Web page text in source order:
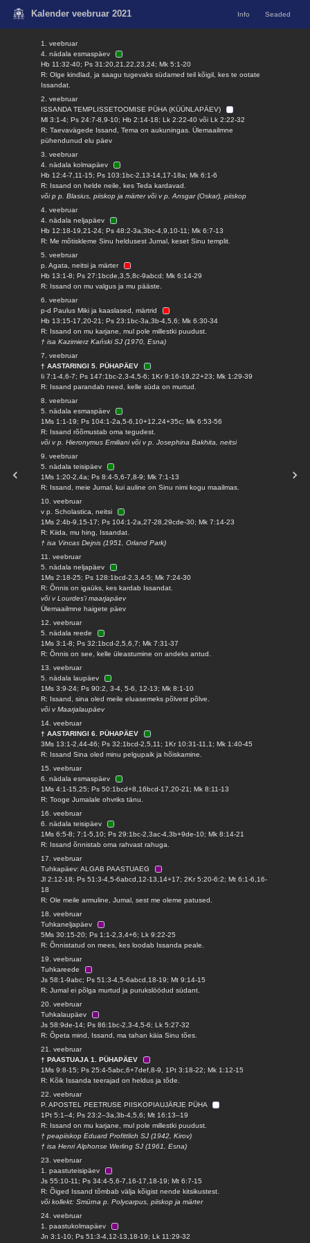
Kalender veebruar 2021 Info Seaded
1. veebruar
4. nädala esmaspäev
Hb 11:32-40; Ps 31:20,21,22,23,24; Mk 5:1-20
R: Olge kindlad, ja saagu tugevaks südamed teil kõigil, kes te ootate
Issandat.
2. veebruar
ISSANDA TEMPLISSETOOMISE PÜHA (KÜÜNLAPÄEV)
Ml 3:1-4; Ps 24:7-8,9-10; Hb 2:14-18; Lk 2:22-40 või Lk 2:22-32
R: Taevavägede Issand, Tema on aukuningas. Ülemaailmne
pühendunud elu päev
3. veebruar
4. nädala kolmapäev
Hb 12:4-7,11-15; Ps 103:1bc-2,13-14,17-18a; Mk 6:1-6
R: Issand on helde neile, kes Teda kardavad.
või p p. Blasius, piiskop ja märter või v p. Ansgar (Oskar), piiskop
4. veebruar
4. nädala neljapäev
Hb 12:18-19,21-24; Ps 48:2-3a,3bc-4,9,10-11; Mk 6:7-13
R: Me mõtiskleme Sinu heldusest Jumal, keset Sinu templit.
5. veebruar
p. Agata, neitsi ja märter
Hb 13:1-8; Ps 27:1bcde,3,5,8c-9abcd; Mk 6:14-29
R: Issand on mu valgus ja mu pääste.
6. veebruar
p-d Paulus Miki ja kaaslased, märtrid
Hb 13:15-17,20-21; Ps 23:1bc-3a,3b-4,5,6; Mk 6:30-34
R: Issand on mu karjane, mul pole millestki puudust.
† isa Kazimierz Kański SJ (1970, Esna)
7. veebruar
† AASTARINGI 5. PÜHAPÄEV
Ii 7:1-4,6-7; Ps 147:1bc-2,3-4,5-6; 1Kr 9:16-19,22+23; Mk 1:29-39
R: Issand parandab need, kelle süda on murtud.
8. veebruar
5. nädala esmaspäev
1Ms 1:1-19; Ps 104:1-2a,5-6,10+12,24+35c; Mk 6:53-56
R: Issand rõõmustab oma tegudest.
või v p. Hieronymus Emiliani või v p. Josephina Bakhita, neitsi
9. veebruar
5. nädala teisipäev
1Ms 1:20-2,4a; Ps 8:4-5,6-7,8-9; Mk 7:1-13
R: Issand, meie Jumal, kui auline on Sinu nimi kogu maailmas.
10. veebruar
v p. Scholastica, neitsi
1Ms 2:4b-9,15-17; Ps 104:1-2a,27-28,29cde-30; Mk 7:14-23
R: Kiida, mu hing, Issandat.
† isa Vincas Dejnis (1951, Orland Park)
11. veebruar
5. nädala neljapäev
1Ms 2:18-25; Ps 128:1bcd-2,3,4-5; Mk 7:24-30
R: Õnnis on igaüks, kes kardab Issandat.
või v Lourdes’i maarjapäev
Ülemaailmne haigete päev
12. veebruar
5. nädala reede
1Ms 3:1-8; Ps 32:1bcd-2,5,6,7; Mk 7:31-37
R: Õnnis on see, kelle üleastumine on andeks antud.
13. veebruar
5. nädala laupäev
1Ms 3:9-24; Ps 90:2, 3-4, 5-6, 12-13; Mk 8:1-10
R: Issand, sina oled meile eluasemeks põlvest põlve.
või v Maarjalaupäev
14. veebruar
† AASTARINGI 6. PÜHAPÄEV
3Ms 13:1-2,44-46; Ps 32:1bcd-2,5,11; 1Kr 10:31-11,1; Mk 1:40-45
R: Issand Sina oled minu pelgupaik ja hõiskamine.
15. veebruar
6. nädala esmaspäev
1Ms 4:1-15,25; Ps 50:1bcd+8,16bcd-17,20-21; Mk 8:11-13
R: Tooge Jumalale ohvriks tänu.
16. veebruar
6. nädala teisipäev
1Ms 6:5-8; 7:1-5,10; Ps 29:1bc-2,3ac-4,3b+9de-10; Mk 8:14-21
R: Issand õnnistab oma rahvast rahuga.
17. veebruar
Tuhkapäev: ALGAB PAASTUAEG
Jl 2:12-18; Ps 51:3-4,5-6abcd,12-13,14+17; 2Kr 5:20-6:2; Mt 6:1-6,16-
18
R: Ole meile armuline, Jumal, sest me oleme patused.
18. veebruar
Tuhkaneljapäev
5Ms 30:15-20; Ps 1:1-2,3,4+6; Lk 9:22-25
R: Õnnistatud on mees, kes loodab Issanda peale.
19. veebruar
Tuhkareede
Js 58:1-9abc; Ps 51:3-4,5-6abcd,18-19; Mt 9:14-15
R: Jumal ei põlga murtud ja purukslöödud südant.
20. veebruar
Tuhkalaupäev
Js 58:9de-14; Ps 86:1bc-2,3-4,5-6; Lk 5:27-32
R: Õpeta mind, Issand, ma tahan käia Sinu tões.
21. veebruar
† PAASTUAJA 1. PÜHAPÄEV
1Ms 9:8-15; Ps 25:4-5abc,6+7def,8-9, 1Pt 3:18-22; Mk 1:12-15
R: Kõik Issanda teerajad on heldus ja tõde.
22. veebruar
P. APOSTEL PEETRUSE PIISKOPIAUJÄRJE PÜHA
1Pt 5:1–4; Ps 23:2–3a,3b-4,5,6; Mt 16:13–19
R: Issand on mu karjane, mul pole millestki puudust.
† peapiiskop Eduard Profittlich SJ (1942, Kirov)
† isa Henri Alphonse Werling SJ (1961, Esna)
23. veebruar
1. paastuteisipäev
Js 55:10-11; Ps 34:4-5,6-7,16-17,18-19; Mt 6:7-15
R: Õiged Issand tõmbab välja kõigist nende kitsikustest.
või kollekt: Smürna p. Polycarpus, piiskop ja märter
24. veebruar
1. paastukolmapäev
Jn 3:1-10; Ps 51:3-4,12-13,18-19; Lk 11:29-32